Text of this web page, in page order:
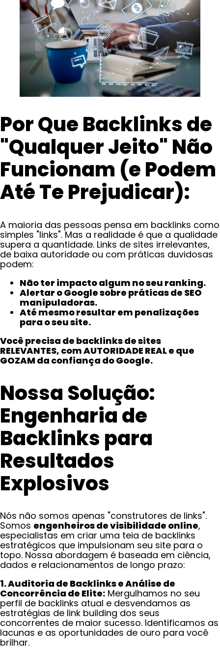
Por Que Backlinks de
"Qualquer Jeito" Não
Funcionam (e Podem
Até Te Prejudicar):
A maioria das pessoas pensa em backlinks como
simples "links". Mas a realidade é que a qualidade
supera a quantidade. Links de sites irrelevantes,
de baixa autoridade ou com práticas duvidosas
podem:
Não ter impacto algum no seu ranking.
Alertar o Google sobre práticas de SEO
manipuladoras.
Até mesmo resultar em penalizações
para o seu site.
Você precisa de backlinks de sites
RELEVANTES, com AUTORIDADE REAL e que
GOZAM da confiança do Google.
Nossa Solução:
Engenharia de
Backlinks para
Resultados
Explosivos
Nós não somos apenas "construtores de links".
Somos engenheiros de visibilidade online,
especialistas em criar uma teia de backlinks
estratégicos que impulsionam seu site para o
topo. Nossa abordagem é baseada em ciência,
dados e relacionamentos de longo prazo:
1. Auditoria de Backlinks e Análise de
Concorrência de Elite: Mergulhamos no seu
perfil de backlinks atual e desvendamos as
estratégias de link building dos seus
concorrentes de maior sucesso. Identificamos as
lacunas e as oportunidades de ouro para você
brilhar.